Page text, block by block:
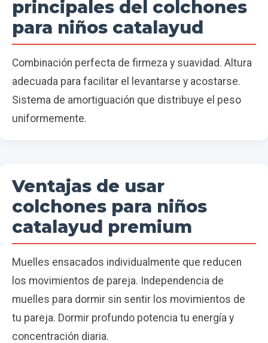
principales del colchones
para niños catalayud
Combinación perfecta de firmeza y suavidad. Altura
adecuada para facilitar el levantarse y acostarse.
Sistema de amortiguación que distribuye el peso
uniformemente.
Ventajas de usar
colchones para niños
catalayud premium
Muelles ensacados individualmente que reducen
los movimientos de pareja. Independencia de
muelles para dormir sin sentir los movimientos de
tu pareja. Dormir profundo potencia tu energía y
concentración diaria.